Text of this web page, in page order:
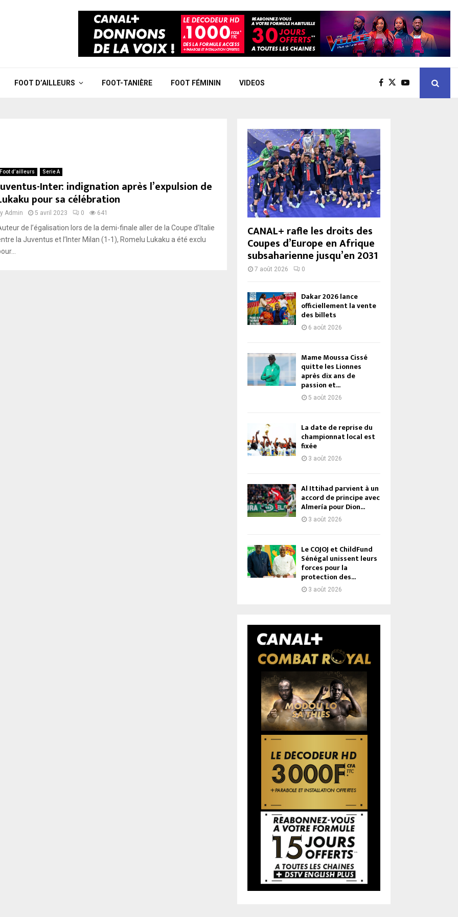
FOOT D’AILLEURS FOOT-TANIÈRE FOOT FÉMININ VIDEOS
Foot d’ailleurs Serie A
Inter: indignation après l’expulsion de
pour sa célébration
Admin 5 avril 2023 0 641
de l’égalisation lors de la demi-finale aller de la Coupe d’Italie
la Juventus et l’Inter Milan (1-1), Romelu Lukaku a été exclu
CANAL+ rafle les droits des
Coupes d’Europe en Afrique
subsaharienne jusqu’en 2031
7 août 2026 0
Dakar 2026 lance
officiellement la vente
des billets
6 août 2026
Mame Moussa Cissé
quitte les Lionnes
après dix ans de
passion et...
5 août 2026
La date de reprise du
championnat local est
fixée
3 août 2026
Al Ittihad parvient à un
accord de principe avec
Almería pour Dion...
3 août 2026
Le COJOJ et ChildFund
Sénégal unissent leurs
forces pour la
protection des...
3 août 2026